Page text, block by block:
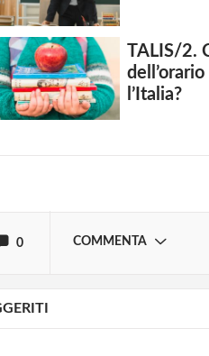
TALIS/2.
l’Italia?
0 COMMENTA
gli utenti registrati
il Login o